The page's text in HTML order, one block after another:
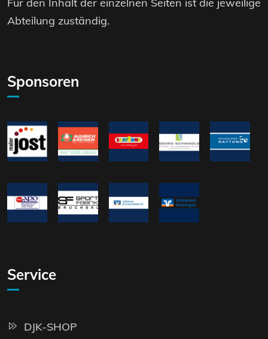
Abteilung zuständig.
Sponsoren
Service
DJK-SHOP